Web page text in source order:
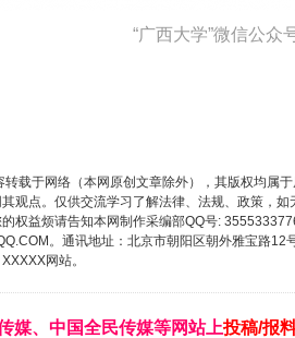
“广西大学”微信公众
转载于网络（本网原创文章除外），其版权均
观点。仅供交流学习了解法律、法规、政策，
权益烦请告知本网制作采编部QQ号:
。通讯地址：北京市朝阳区朝外雅宝路
网站。
媒、中国全民传媒等网站上投稿/报